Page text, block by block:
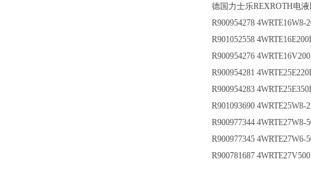
德国力士乐REXROTH电
R900954278
R901052558
R900954276
R900954281
R900954283
R901093690
R900977344
R900977345
R900781687